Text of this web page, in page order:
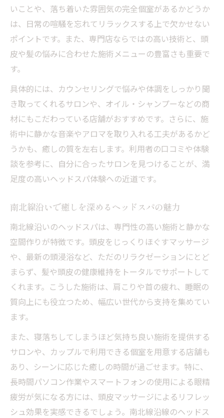
いことや、落ち着いた雰囲気の完全個室があるかどうか
は、日常の喧騒を忘れてリラックスする上で欠かせない
ポイントです。また、専門店ならではの高い技術と、頭
皮や髪の悩みに合わせた施術メニューの豊富さも重要で
す。
具体的には、カウンセリングで悩みや体調をしっかり聞
き取ってくれるサロンや、オイル・シャンプーなどの商
材にもこだわっている店舗がおすすめです。さらに、施
術中に静かな音楽やアロマを取り入れる工夫があるかど
うかも、癒しの質を左右します。利用者の口コミや体験
談を参考に、自分に合ったサロンを見つけることが、満
足度の高いヘッドスパ体験への近道です。
南北線沿いで癒しを深めるヘッドスパの魅力
南北線沿いのヘッドスパは、専門性の高い施術と静かな
空間作りが特徴です。頭皮をじっくりほぐすマッサージ
や、最新の頭浸浴など、ただのリラクゼーションにとど
まらず、髪や頭皮の健康維持をトータルでサポートして
くれます。こうした施術は、肩こりや首の疲れ、睡眠の
質向上にも役立つため、幅広い世代から支持を集めてい
ます。
また、寝落ちしてしまうほど気持ち良い施術を提供する
サロンや、カップルで利用できる個室を用意する店舗も
あり、シーンに応じた癒しの時間が過ごせます。特に、
長時間パソコン作業やスマートフォンの使用による眼精
疲労が気になる方には、頭皮マッサージによるリフレッ
シュ効果を実感できるでしょう。南北線沿線のヘッドス